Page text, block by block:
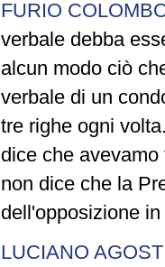
FURIO
verbale debba
alcun modo ciò
verbale di un
tre righe ogni
dice che
non dice che la
dell'opposizione
LUCIANO